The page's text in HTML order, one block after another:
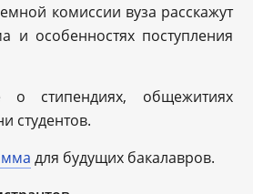
комиссии вуза расскажут
и особенностях поступления
стипендиях, общежитиях
студентов.
для будущих бакалавров.